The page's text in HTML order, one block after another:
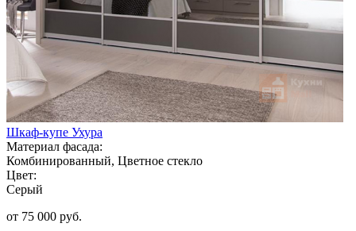
Шкаф-купе Ухура
Материал фасада:
Комбинированный, Цветное стекло
Цвет:
Серый
от 75 000 руб.